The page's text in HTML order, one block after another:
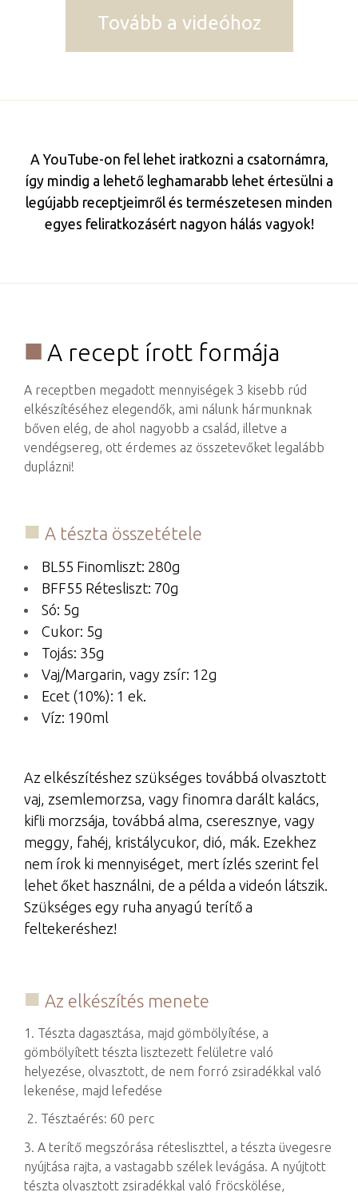
Tovább a videóhoz
A YouTube-on fel lehet iratkozni a csatornámra,
így mindig a lehető leghamarabb lehet értesülni a
legújabb receptjeimről és természetesen minden
egyes feliratkozásért nagyon hálás vagyok!
A recept írott formája
A receptben megadott mennyiségek 3 kisebb rúd
elkészítéséhez elegendők, ami nálunk hármunknak
bőven elég, de ahol nagyobb a család, illetve a
vendégsereg, ott érdemes az összetevőket legalább
duplázni!
A tészta összetétele
BL55 Finomliszt: 280g
BFF55 Rétesliszt: 70g
Só: 5g
Cukor: 5g
Tojás: 35g
Vaj/Margarin, vagy zsír: 12g
Ecet (10%): 1 ek.
Víz: 190ml
Az elkészítéshez szükséges továbbá olvasztott
vaj, zsemlemorzsa, vagy finomra darált kalács,
kifli morzsája, továbbá alma, cseresznye, vagy
meggy, fahéj, kristálycukor, dió, mák. Ezekhez
nem írok ki mennyiséget, mert ízlés szerint fel
lehet őket használni, de a példa a videón látszik.
Szükséges egy ruha anyagú terítő a
feltekeréshez!
Az elkészítés menete
1. Tészta dagasztása, majd gömbölyítése, a
gömbölyített tészta lisztezett felületre való
helyezése, olvasztott, de nem forró zsiradékkal való
lekenése, majd lefedése
2. Tésztaérés: 60 perc
3. A terítő megszórása rétesliszttel, a tészta üvegesre
nyújtása rajta, a vastagabb szélek levágása. A nyújtott
tészta olvasztott zsiradékkal való fröcskölése,